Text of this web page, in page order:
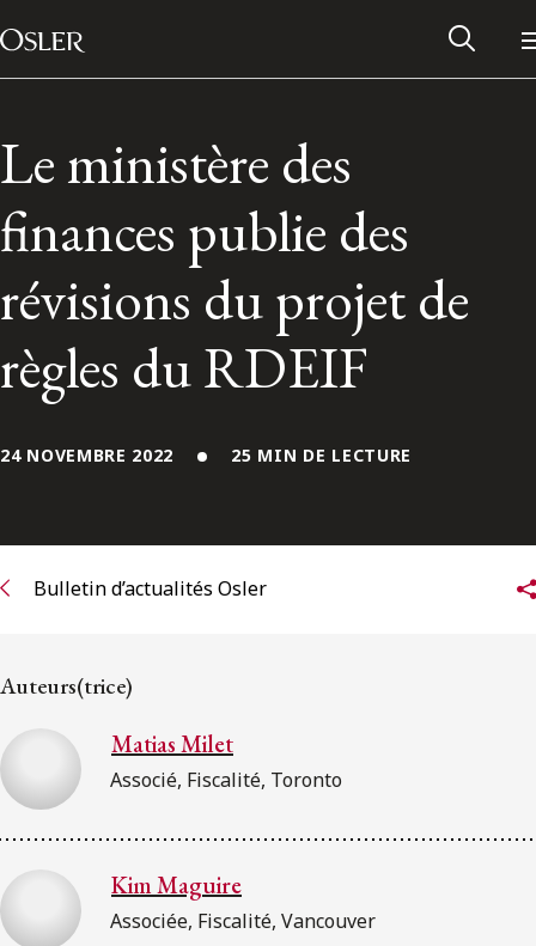
Passer au contenu
Main Navigation
Réseau des anciens d’Osler
ENGLISH
S’abonner
Le ministère des
finances publie des
révisions du projet de
règles du RDEIF
24 NOVEMBRE 2022 25 MIN DE LECTURE
Bulletin d’actualités Osler
Auteurs(trice)
Matias Milet
Associé, Fiscalité, Toronto
Kim Maguire
Associée, Fiscalité, Vancouver